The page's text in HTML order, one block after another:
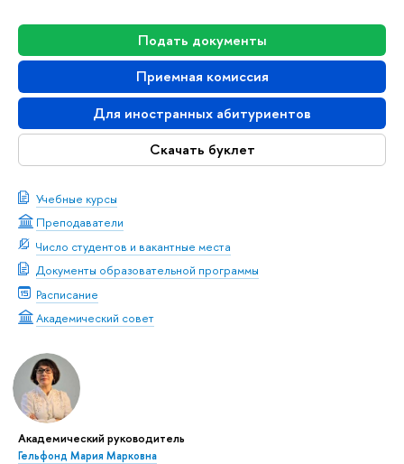
Подать документы
Приемная комиссия
Для иностранных абитуриентов
Скачать буклет
Учебные курсы
Преподаватели
Число студентов и вакантные места
Документы образовательной программы
Расписание
Академический совет
Академический руководитель
Гельфонд Мария Марковна